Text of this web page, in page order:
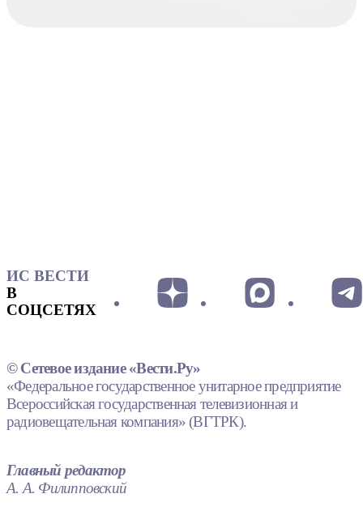
ИС ВЕСТИ
В
СОЦСЕТЯХ
© Сетевое издание «Вести.Ру»
«Федеральное государственное унитарное предприятие
Всероссийская государственная телевизионная и
радиовещательная компания» (ВГТРК).
Главный редактор
А. А. Филипповский